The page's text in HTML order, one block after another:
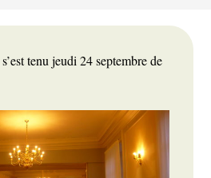
tenu jeudi 24 septembre de